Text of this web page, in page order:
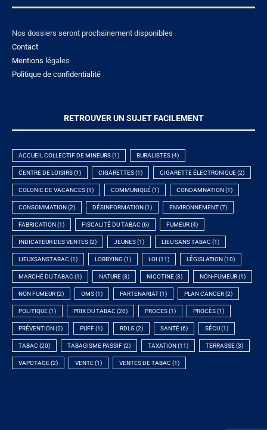
Nos dossiers seront prochainement disponibles
Contact
Mentions légales
Politique de confidentialité
RETROUVER UN SUJET FACILEMENT
ACCUEIL COLLECTIF DE MINEURS(1) BURALISTES(4)
CENTRE DE LOISIRS(1) CIGARETTES(1) CIGARETTE ÉLECTRONIQUE(2)
COLONIE DE VACANCES(1) COMMUNIQUÉ(1) CONDAMNATION (1)
CONSOMMATION (2) DÉSINFORMATION (1) ENVIRONNEMENT(7)
FABRICATION (1) FISCALITÉ DU TABAC (6) FUMEUR(4)
INDICATEUR DES VENTES(2) JEUNES(1) LIEU SANS TABAC (1)
LIEUXSANSTABAC (1) LOBBYING (1) LOI (11) LÉGISLATION (10)
MARCHÉ DU TABAC (1) NATURE(3) NICOTINE(3) NON-FUMEUR(1)
NON FUMEUR(2) OMS(1) PARTENARIAT(1) PLAN CANCER(2)
POLITIQUE(1) PRIX DU TABAC (20) PROCES(1) PROCÈS(1)
PRÉVENTION (2) PUFF(1) RDLG (2) SANTÉ(6) SÉCU(1)
TABAC (20) TABAGISME PASSIF(2) TAXATION (11) TERRASSE(3)
VAPOTAGE(2) VENTE(1) VENTES DE TABAC (1)